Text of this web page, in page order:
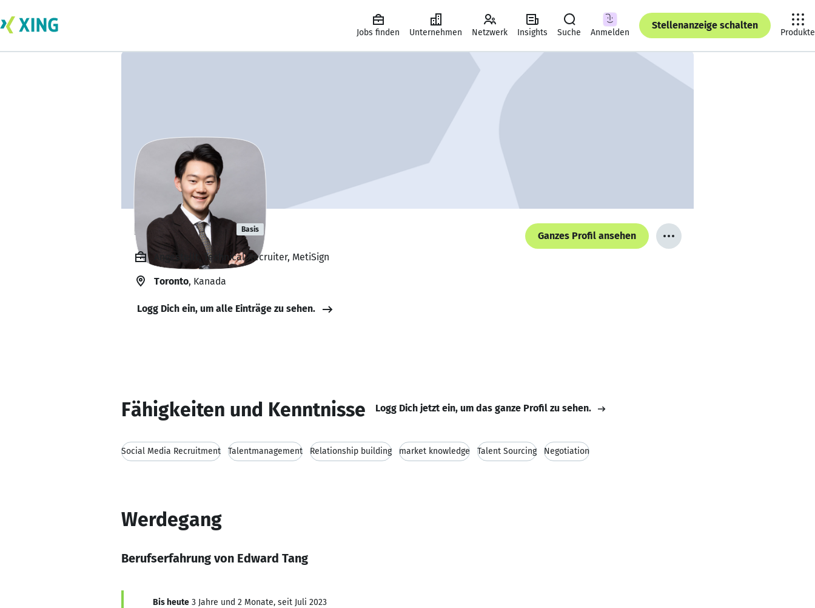
Jobs finden Unternehmen Netzwerk Insights Suche Anmelden
Stellenanzeige schalten
Produkte
Edward Tang Basis
Ganzes Profil ansehen
Angestellt, Technical Recruiter, MetiSign
Toronto, Kanada
Logg Dich ein, um alle Einträge zu sehen.
Fähigkeiten und Kenntnisse Logg Dich jetzt ein, um das ganze Profil zu sehen.
Social Media Recruitment Talentmanagement Relationship building market knowledge Talent Sourcing Negotiation
Werdegang
Berufserfahrung von Edward Tang
Bis heute 3 Jahre und 2 Monate, seit Juli 2023